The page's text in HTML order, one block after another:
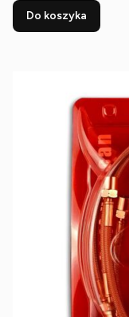
Do koszyka